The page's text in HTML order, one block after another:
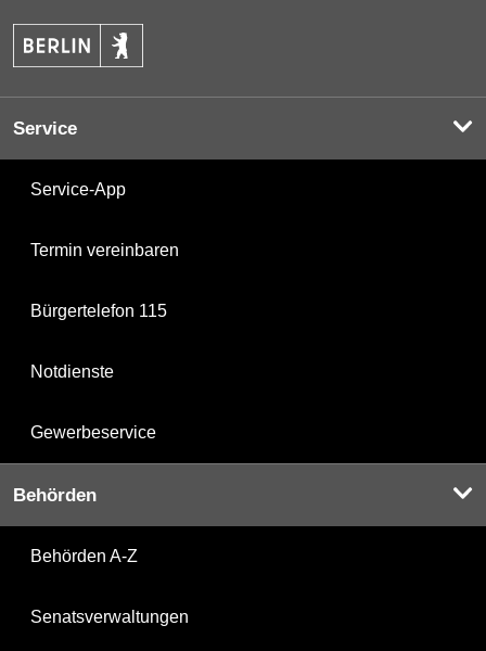
Service
Service-App
Termin vereinbaren
Bürgertelefon 115
Notdienste
Gewerbeservice
Behörden
Behörden A-Z
Senatsverwaltungen